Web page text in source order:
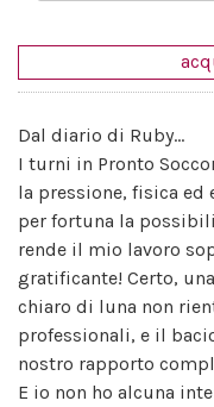
Dal diario di Ruby...
I turni in Pronto
la pressione, fisica ed
per fortuna la
rende il mio lavoro
gratificante! Certo,
chiaro di luna non
professionali, e il
nostro rapporto
E io non ho alcuna